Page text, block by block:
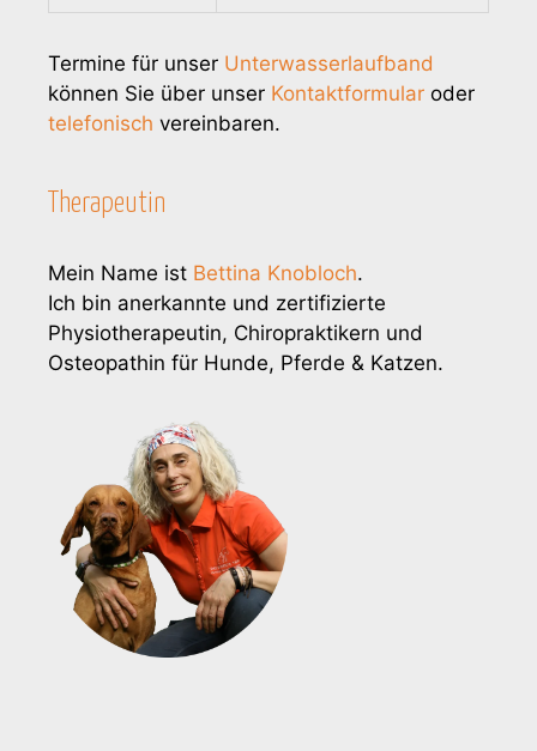
Termine für unser Unterwasserlaufband
können Sie über unser Kontaktformular oder
telefonisch vereinbaren.
Therapeutin
Mein Name ist Bettina Knobloch.
Ich bin anerkannte und zertifizierte
Physiotherapeutin, Chiropraktikern und
Osteopathin für Hunde, Pferde & Katzen.